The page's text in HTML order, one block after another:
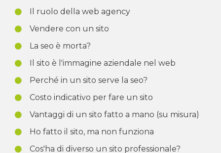
Il ruolo della web agency
Vendere con un sito
La seo è morta?
Il sito è l'immagine aziendale nel web
Perché in un sito serve la seo?
Costo indicativo per fare un sito
Vantaggi di un sito fatto a mano (su misura)
Ho fatto il sito, ma non funziona
Cos'ha di diverso un sito professionale?